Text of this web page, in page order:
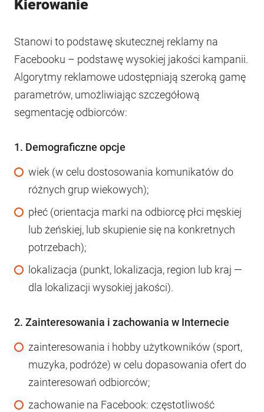
Kierowanie
Stanowi to podstawę skutecznej reklamy na
Facebooku – podstawę wysokiej jakości kampanii.
Algorytmy reklamowe udostępniają szeroką gamę
parametrów, umożliwiając szczegółową
segmentację odbiorców:
1. Demograficzne opcje
wiek (w celu dostosowania komunikatów do
różnych grup wiekowych);
płeć (orientacja marki na odbiorcę płci męskiej
lub żeńskiej, lub skupienie się na konkretnych
potrzebach);
lokalizacja (punkt, lokalizacja, region lub kraj —
dla lokalizacji wysokiej jakości).
2. Zainteresowania i zachowania w Internecie
zainteresowania i hobby użytkowników (sport,
muzyka, podróże) w celu dopasowania ofert do
zainteresowań odbiorców;
zachowanie na Facebook: częstotliwość